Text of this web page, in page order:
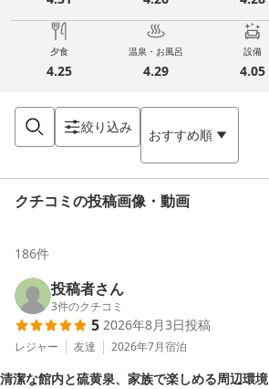
夕食
4.25
温泉・お風呂
4.29
設備
4.05
絞り込み おすすめ順
クチコミの投稿画像・動画
186件
投稿者さん
3件のクチコミ
5 2026年8月3日投稿
レジャー 友達 2026年7月宿泊
清潔な館内と硫黄泉、家族で楽しめる周辺環境